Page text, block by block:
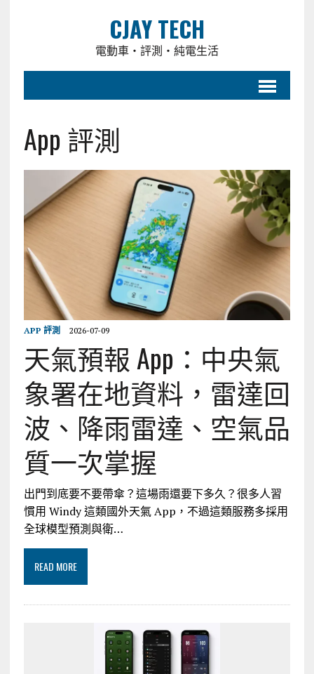
CJAY TECH
電動車・評測・純電生活
App 評測
APP 評測 2026-07-09
天氣預報 App：中央氣
象署在地資料，雷達回
波、降雨雷達、空氣品
質一次掌握
出門到底要不要帶傘？這場雨還要下多久？很多人習
慣用 Windy 這類國外天氣 App，不過這類服務多採用
全球模型預測與衛…
READ MORE